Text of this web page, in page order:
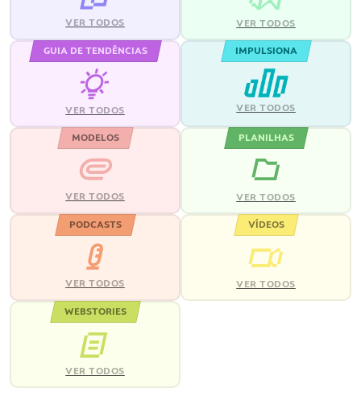
VER TODOS VER TODOS
GUIA DE TENDÊNCIAS
VER TODOS
IMPULSIONA
VER TODOS
MODELOS
VER TODOS
PLANILHAS
VER TODOS
PODCASTS
VER TODOS
VÍDEOS
VER TODOS
WEBSTORIES
VER TODOS